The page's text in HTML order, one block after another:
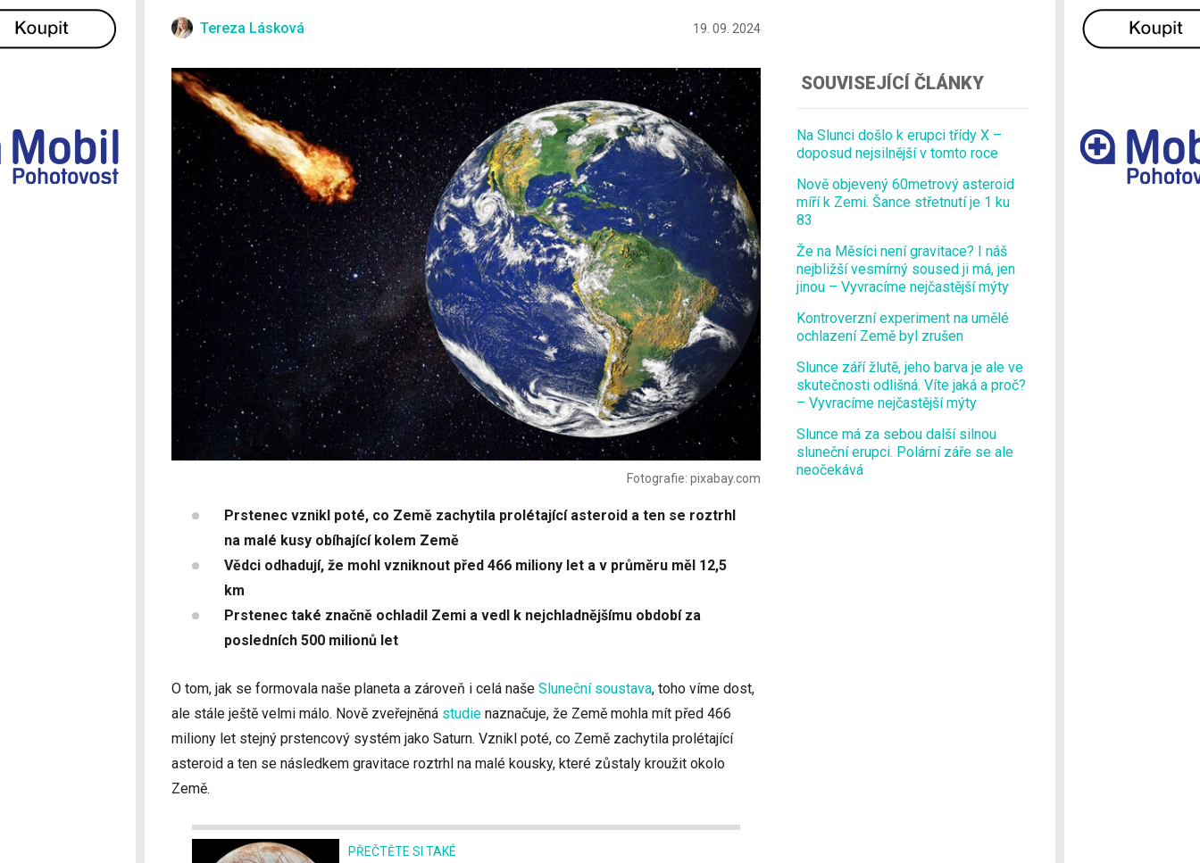
Tereza Lásková 19. 09. 2024
Fotografie: pixabay.com
Prstenec vznikl poté, co Země zachytila prolétající asteroid a ten se roztrhl
na malé kusy obíhající kolem Země
Vědci odhadují, že mohl vzniknout před 466 miliony let a v průměru měl 12,5
km
Prstenec také značně ochladil Zemi a vedl k nejchladnějšímu období za
posledních 500 milionů let
O tom, jak se formovala naše planeta a zároveň i celá naše Sluneční soustava, toho víme dost,
ale stále ještě velmi málo. Nově zveřejněná studie naznačuje, že Země mohla mít před 466
miliony let stejný prstencový systém jako Saturn. Vznikl poté, co Země zachytila prolétající
asteroid a ten se následkem gravitace roztrhl na malé kousky, které zůstaly kroužit okolo
Země.
PŘEČTĚTE SI TAKÉ
SOUVISEJÍCÍ ČLÁNKY
Na Slunci došlo k erupci třídy X –
doposud nejsilnější v tomto roce
Nově objevený 60metrový asteroid
míří k Zemi. Šance střetnutí je 1 ku
83
Že na Měsíci není gravitace? I náš
nejbližší vesmírný soused ji má, jen
jinou – Vyvracíme nejčastější mýty
Kontroverzní experiment na umělé
ochlazení Země byl zrušen
Slunce září žlutě, jeho barva je ale ve
skutečnosti odlišná. Víte jaká a proč?
– Vyvracíme nejčastější mýty
Slunce má za sebou další silnou
sluneční erupci. Polární záře se ale
neočekává